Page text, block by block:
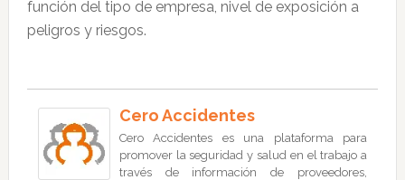
función del tipo de empresa, nivel de exposición a
peligros y riesgos.
Cero Accidentes
Cero Accidentes es una plataforma para
promover la seguridad y salud en el trabajo a
través de información de proveedores,